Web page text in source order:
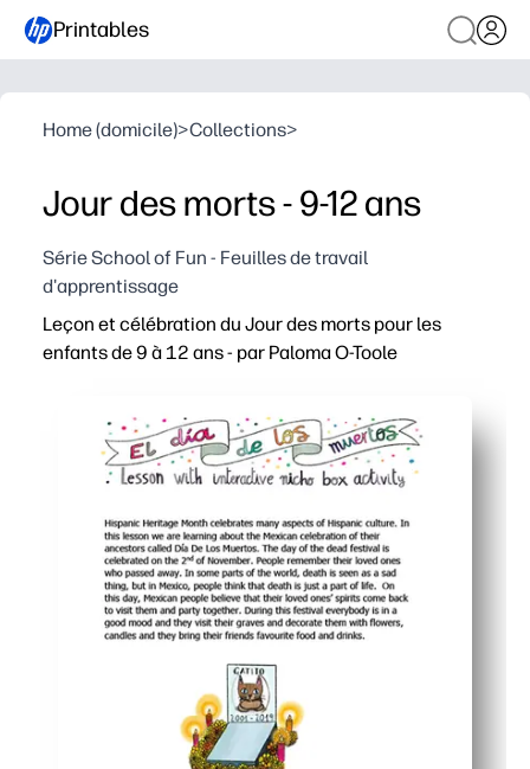
Printables
Home (domicile)>Collections>
Jour des morts - 9-12 ans
Série School of Fun - Feuilles de travail
d'apprentissage
Leçon et célébration du Jour des morts pour les
enfants de 9 à 12 ans - par Paloma O-Toole